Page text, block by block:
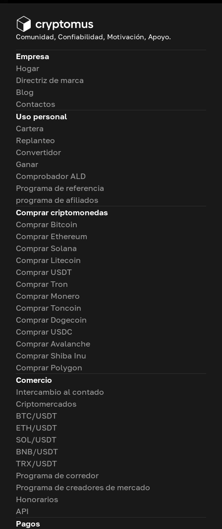
Comunidad, Confiabilidad, Motivación, Apoyo.
Empresa
Hogar
Directriz de marca
Blog
Contactos
Uso personal
Cartera
Replanteo
Convertidor
Ganar
Comprobador ALD
Programa de referencia
programa de afiliados
Comprar criptomonedas
Comprar Bitcoin
Comprar Ethereum
Comprar Solana
Comprar Litecoin
Comprar USDT
Comprar Tron
Comprar Monero
Comprar Toncoin
Comprar Dogecoin
Comprar USDC
Comprar Avalanche
Comprar Shiba Inu
Comprar Polygon
Comercio
Intercambio al contado
Criptomercados
BTC/USDT
ETH/USDT
SOL/USDT
BNB/USDT
TRX/USDT
Programa de corredor
Programa de creadores de mercado
Honorarios
API
Pagos